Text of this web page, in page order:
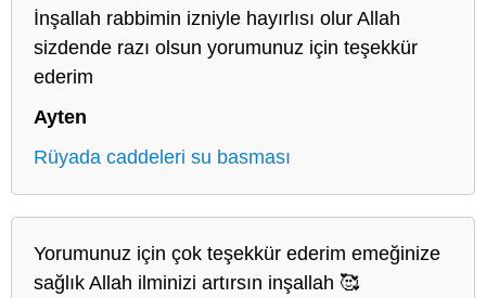
İnşallah rabbimin izniyle hayırlısı olur Allah
sizdende razı olsun yorumunuz için teşekkür
ederim
Ayten
Rüyada caddeleri su basması
Yorumunuz için çok teşekkür ederim emeğinize
sağlık Allah ilminizi artırsın inşallah 🥰